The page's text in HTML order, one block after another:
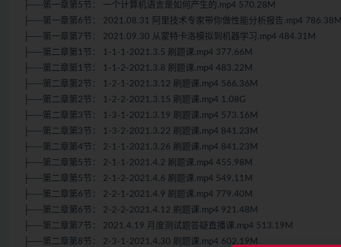
├──第一章第5节： 一个计算机语言是如何产生的.mp4 570.28M
├──第一章第6节： 2021.08.31 阿里技术专家带你做性能分析报告.mp4 786.38M
├──第一章第7节： 2021.09.30 从蒙特卡洛模拟到机器学习.mp4 484.31M
├──第二章第1节： 1-1-1-2021.3.5 刷题课.mp4 377.66M
├──第二章第1节： 1-1-2-2021.3.8 刷题课.mp4 483.22M
├──第二章第2节： 1-2-1-2021.3.12 刷题课.mp4 566.36M
├──第二章第2节： 1-2-2-2021.3.15 刷题课.mp4 1.08G
├──第二章第3节： 1-3-1-2021.3.19 刷题课.mp4 573.16M
├──第二章第3节： 1-3-2-2021.3.22 刷题课.mp4 841.23M
├──第二章第4节： 2-1-1-2021.3.26 刷题课.mp4 841.23M
├──第二章第5节： 2-1-1-2021.4.2 刷题课.mp4 455.98M
├──第二章第5节： 2-1-2-2021.4.6 刷题课.mp4 549.11M
├──第二章第6节： 2-2-1-2021.4.9 刷题课.mp4 779.40M
├──第二章第6节： 2-2-2-2021.4.12 刷题课.mp4 921.48M
├──第二章第7节： 2021.4.19 月度测试题答疑直播课.mp4 513.19M
├──第二章第8节： 2-3-1-2021.4.30 刷题课.mp4 602.19M